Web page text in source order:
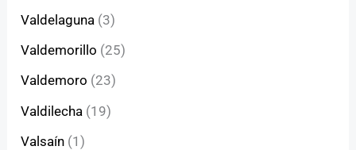
Valdelaguna (3)
Valdemorillo (25)
Valdemoro (23)
Valdilecha (19)
Valsaín (1)